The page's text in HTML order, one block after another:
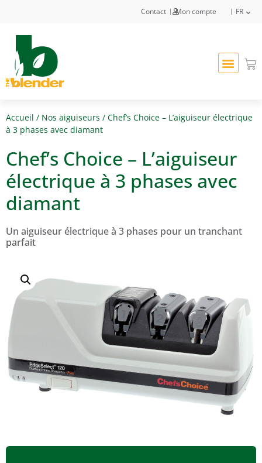
Contact Mon compte FR
Accueil / Nos aiguiseurs / Chef’s Choice – L’aiguiseur électrique
à 3 phases avec diamant
Chef’s Choice – L’aiguiseur
électrique à 3 phases avec
diamant
Un aiguiseur électrique à 3 phases pour un tranchant
parfait